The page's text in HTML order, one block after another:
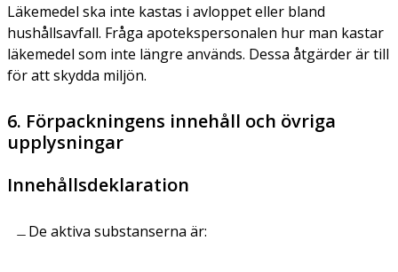
Läkemedel ska inte kastas i avloppet eller bland
hushållsavfall. Fråga apotekspersonalen hur man kastar
läkemedel som inte längre används. Dessa åtgärder är till
för att skydda miljön.
6. Förpackningens innehåll och övriga
upplysningar
Innehållsdeklaration
De aktiva substanserna är: